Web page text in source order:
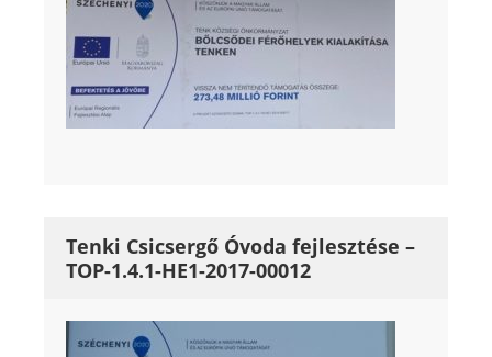
Tenki Csicsergő Óvoda fejlesztése –
TOP-1.4.1-HE1-2017-00012